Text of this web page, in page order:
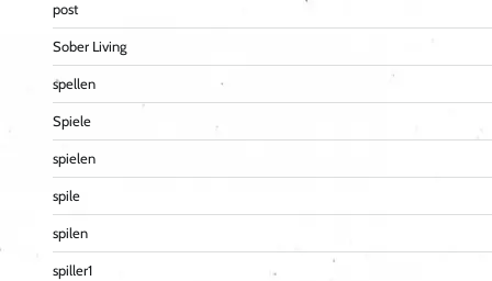
post
Sober Living
spellen
Spiele
spielen
spile
spilen
spiller1